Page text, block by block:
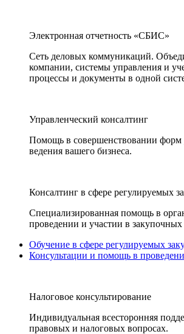
Электронная отчетность «СБИС»
Сеть деловых коммуникаций.
компании, системы управления и
процессы и документы в одной
Управленческий консалтинг
Помощь в совершенствовании форм
ведения вашего бизнеса.
Консалтинг в сфере регулируемых
Специализированная помощь в
проведении и участии в закупочных
Обучение в сфере регулируемых
Консультации и помощь в
Налоговое консультирование
Индивидуальная всесторонняя
правовых и налоговых вопросах.